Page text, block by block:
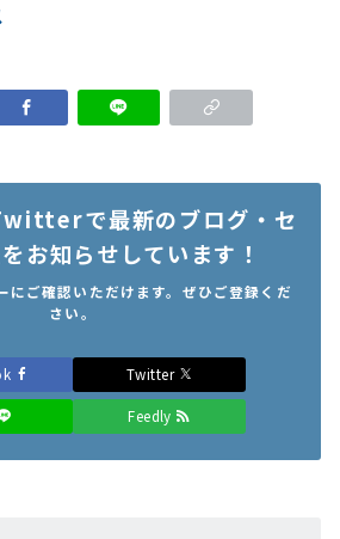
で最新のブログ・セ
お知らせしています！
にご確認いただけます。ぜひご登録くだ
さい。
Twitter
Feedly